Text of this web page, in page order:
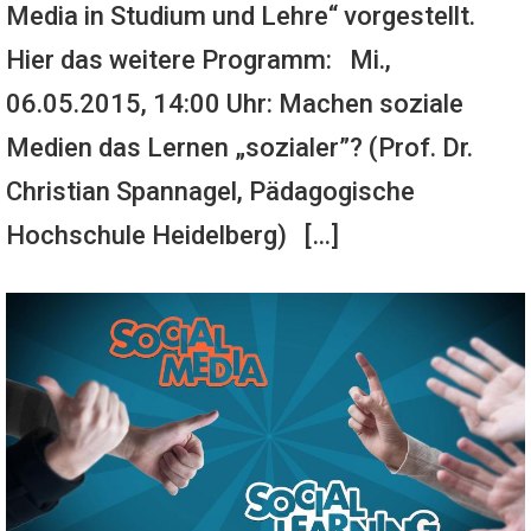
Media in Studium und Lehre“ vorgestellt.
Hier das weitere Programm: Mi.,
06.05.2015, 14:00 Uhr: Machen soziale
Medien das Lernen „sozialer”? (Prof. Dr.
Christian Spannagel, Pädagogische
Hochschule Heidelberg) […]